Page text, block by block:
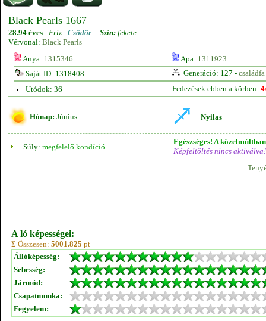
Black Pearls 1667
28.94 éves - Fríz - Csődör - Szín: fekete
Vérvonal: Black Pearls
Anya: 1315346 Apa: 1311923
Saját ID: 1318408
Generáció: 127 - családfa
Utódok: 36
Fedezések ebben a körben:
Hónap: Június Nyilas
Súly: megfelelő kondíció
Egészséges! A
Képfeltöltés nincs aktiválva!
A ló képességei:
Σ Összesen: 5001.825 pt
Állóképesség:
Sebesség:
Jármód:
Csapatmunka:
Fegyelem: